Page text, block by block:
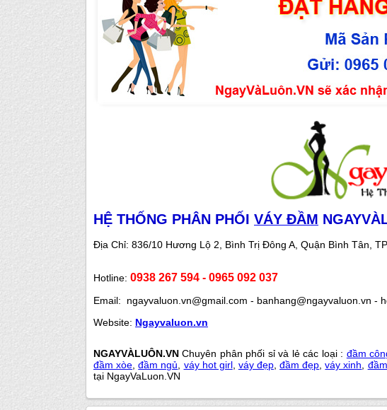
HỆ THỐNG PHÂN PHỐI VÁY ĐẦM
Địa Chỉ: 836/10 Hương Lộ 2, Bình Trị Đông A, Quận Bình Tân,
Hotline: 0938 267 594 - 0965 092 037
Email: ngayvaluon.vn@gmail.com - banhang@ngayvaluon.vn -
Website: Ngayvaluon.vn
NGAYVÀLUÔN.VN Chuyên phân phối sỉ và lẻ các loại : đầm
đầm xòe ,đầm ngủ váy hot girl, váy đẹp,đầm đẹp ,váy xinh
tại NgayVaLuon.VN